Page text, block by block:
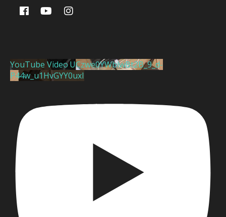
YouTube Video UCzwe0YWblwBt2B_9_d-
P44w_u1HvGYY0uxI